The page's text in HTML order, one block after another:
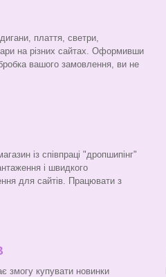
плаття, светри,
на різних сайтах. Оформивши
вашого замовлення, ви не
із співпраці "дропшипінг"
і швидкого
для сайтів. Працювати з
змогу купувати новинки